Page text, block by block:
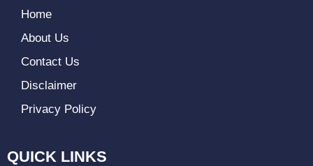
Home
About Us
Contact Us
Disclaimer
Privacy Policy
QUICK LINKS